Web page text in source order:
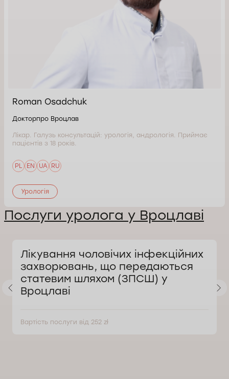
Roman Osadchuk
Докторпро Вроцлав
Лікар. Галузь консультацій: урологія, андрологія. Приймає
пацієнтів з 18 років.
PL EN UA RU
Урологія
Послуги уролога у Вроцлаві
Лікування чоловічих інфекційних
захворювань, що передаються
статевим шляхом (ЗПСШ) у
Вроцлаві
Вартість послуги від 252 zł